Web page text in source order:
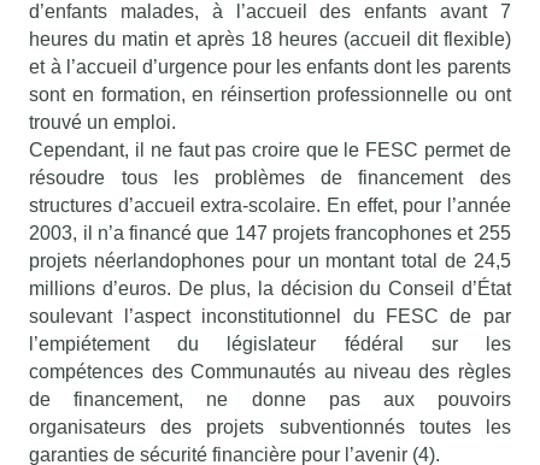
d’enfants malades, à l’accueil des enfants avant 7
heures du matin et après 18 heures (accueil dit flexible)
et à l’accueil d’urgence pour les enfants dont les parents
sont en formation, en réinsertion professionnelle ou ont
trouvé un emploi.
Cependant, il ne faut pas croire que le FESC permet de
résoudre tous les problèmes de financement des
structures d’accueil extra-scolaire. En effet, pour l’année
2003, il n’a financé que 147 projets francophones et 255
projets néerlandophones pour un montant total de 24,5
millions d’euros. De plus, la décision du Conseil d’État
soulevant l’aspect inconstitutionnel du FESC de par
l’empiétement du législateur fédéral sur les
compétences des Communautés au niveau des règles
de financement, ne donne pas aux pouvoirs
organisateurs des projets subventionnés toutes les
garanties de sécurité financière pour l’avenir (4).